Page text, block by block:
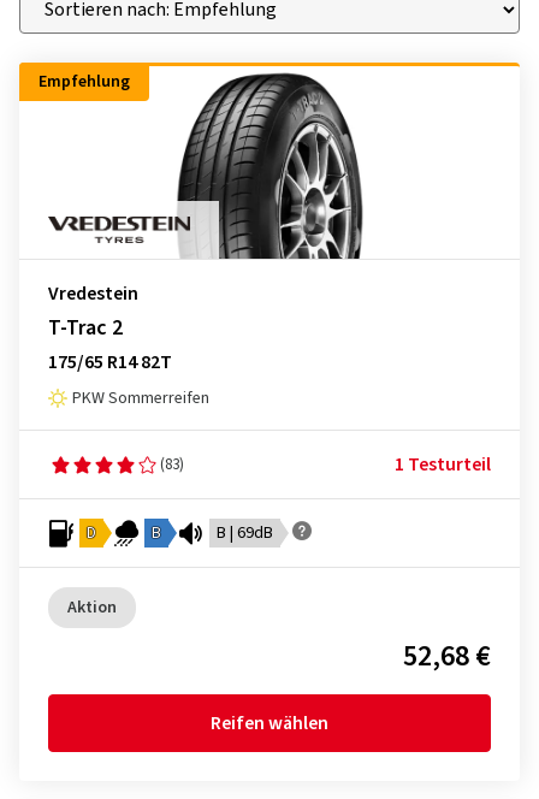
Empfehlung
Vredestein
T-Trac 2
175/65 R14 82T
PKW Sommerreifen
(83) 1 Testurteil
D B B | 69dB
Aktion
52,68 €
Reifen wählen